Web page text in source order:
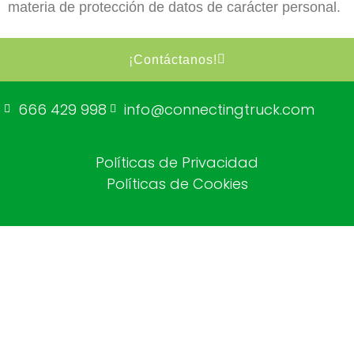
materia de protección de datos de carácter personal.
¡Contáctanos!
666 429 998 info@connectingtruck.com
Políticas de Privacidad
Políticas de Cookies